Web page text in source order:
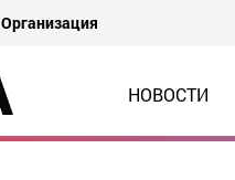
Организация
НОВОСТИ